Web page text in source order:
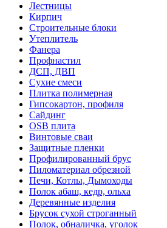
Лестницы
Кирпич
Строительные блоки
Утеплитель
Фанера
Профнастил
ДСП, ДВП
Сухие смеси
Плитка полимерная
Гипсокартон, профиля
Сайдинг
OSB плита
Винтовые сваи
Защитные пленки
Профилированный брус
Пиломатериал обрезной
Печи, Котлы, Дымоходы
Полок абаш, кедр, ольха
Деревянные изделия
Брусок сухой строганный
Полок, обналичка, уголок